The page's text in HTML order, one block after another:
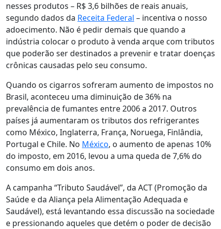
nesses produtos – R$ 3,6 bilhões de reais anuais,
segundo dados da Receita Federal – incentiva o nosso
adoecimento. Não é pedir demais que quando a
indústria colocar o produto à venda arque com tributos
que poderão ser destinados a prevenir e tratar doenças
crônicas causadas pelo seu consumo.
Quando os cigarros sofreram aumento de impostos no
Brasil, aconteceu uma diminuição de 36% na
prevalência de fumantes entre 2006 a 2017. Outros
países já aumentaram os tributos dos refrigerantes
como México, Inglaterra, França, Noruega, Finlândia,
Portugal e Chile. No México, o aumento de apenas 10%
do imposto, em 2016, levou a uma queda de 7,6% do
consumo em dois anos.
A campanha “Tributo Saudável”, da ACT (Promoção da
Saúde e da Aliança pela Alimentação Adequada e
Saudável), está levantando essa discussão na sociedade
e pressionando aqueles que detém o poder de decisão